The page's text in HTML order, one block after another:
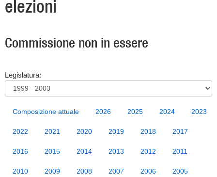
elezioni
Commissione non in essere
Legislatura:
Composizione attuale 2026 2025 2024 2023
2022 2021 2020 2019 2018 2017
2016 2015 2014 2013 2012 2011
2010 2009 2008 2007 2006 2005